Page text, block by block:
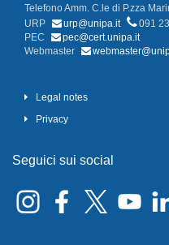
Telefono Amm. C.le di P.zza
URP
urp@unipa.it
091
PEC
pec@cert.unipa.it
Webmaster
Legal notes
Privacy
Seguici sui social